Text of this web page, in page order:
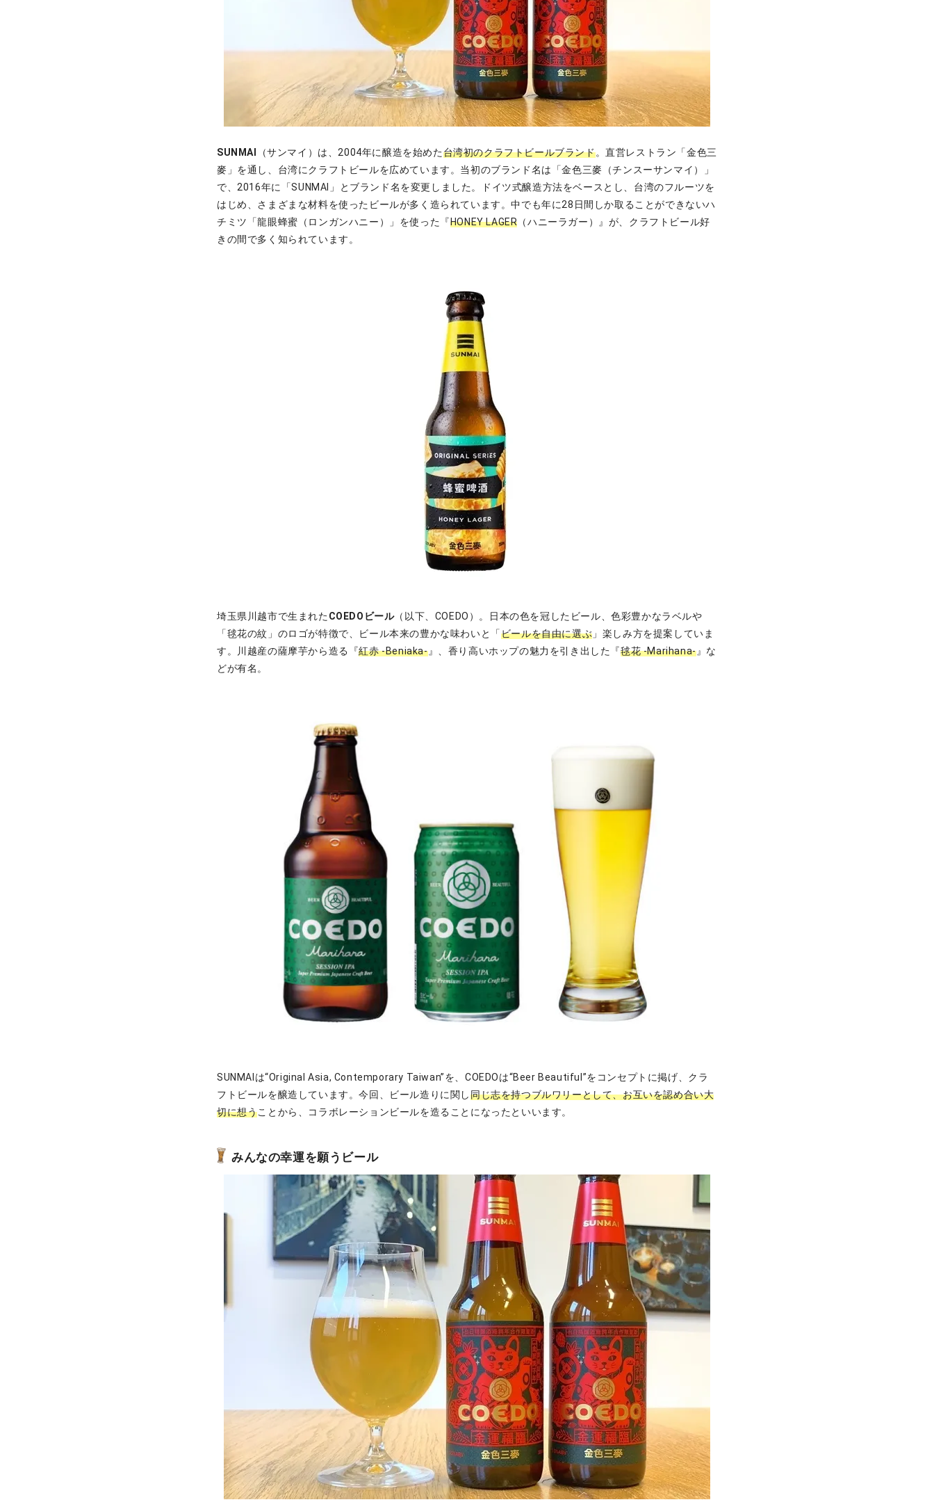
SUNMAI （サンマイ）は、2004年に醸造を始めた台湾初のクラフトビールブランド。直営レストラン「金色三
麥」を通し、台湾にクラフトビールを広めています。当初のブランド名は「金色三麥（チンスーサンマイ）」
で、2016年に「SUNMAI」とブランド名を変更しました。ドイツ式醸造方法をベースとし、台湾のフルーツを
はじめ、さまざまな材料を使ったビールが多く造られています。中でも年に28日間しか取ることができないハ
チミツ「龍眼蜂蜜（ロンガンハニー）」を使った『HONEY LAGER （ハニーラガー）』が、クラフトビール好
きの間で多く知られています。
埼玉県川越市で生まれたCOEDOビール（以下、COEDO）。日本の色を冠したビール、色彩豊かなラベルや
「毬花の紋」のロゴが特徴で、ビール本来の豊かな味わいと「ビールを自由に選ぶ 」楽しみ方を提案していま
す。川越産の薩摩芋から造る『紅赤 -Beniaka-』、香り高いホップの魅力を引き出した『毬花 -Marihana-』な
どが有名。
SUNMAIは“Original Asia, Contemporary Taiwan”を、COEDOは“Beer Beautiful”をコンセプトに掲げ、クラ
フトビールを醸造しています。今回、ビール造りに関し同じ志を持つブルワリーとして、お互いを認め合い大
切に想うことから、コラボレーションビールを造ることになったといいます。
みんなの幸運を願うビール